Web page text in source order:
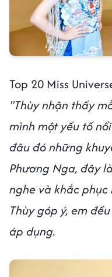
Top 20 Miss
"Thùy nhận thấy
mình một yếu tố
đâu đó những
Phương Nga, đây
nghe và khắc
Thùy góp ý, em
áp dụng.